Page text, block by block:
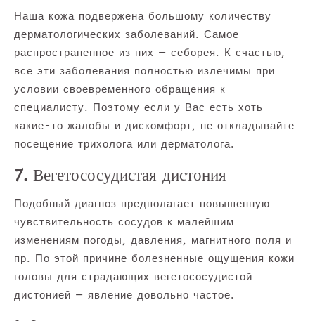
Наша кожа подвержена большому количеству
дерматологических заболеваний. Самое
распространенное из них — себорея. К счастью,
все эти заболевания полностью излечимы при
условии своевременного обращения к
специалисту. Поэтому если у Вас есть хоть
какие-то жалобы и дискомфорт, не откладывайте
посещение трихолога или дерматолога.
7. Вегетососудистая дистония
Подобный диагноз предполагает повышенную
чувствительность сосудов к малейшим
изменениям погоды, давления, магнитного поля и
пр. По этой причине болезненные ощущения кожи
головы для страдающих вегетососудистой
дистонией — явление довольно частое.